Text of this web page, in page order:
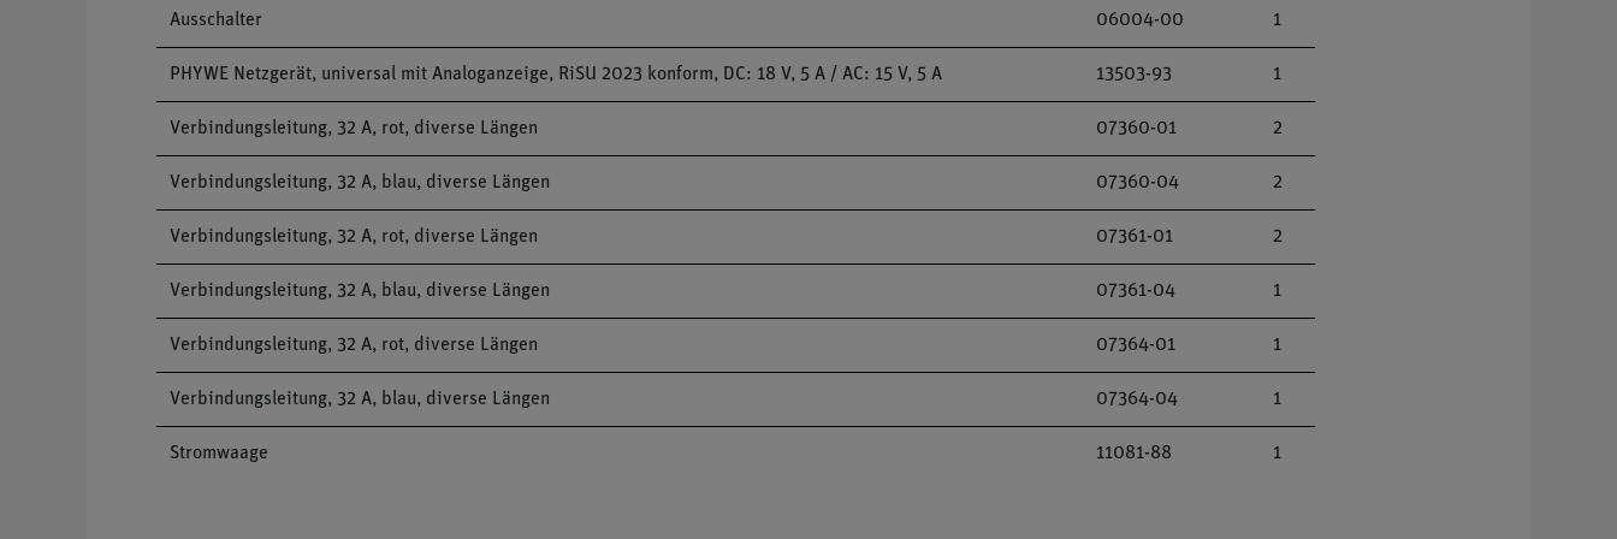
Ausschalter 06004-00 1
PHYWE Netzgerät, universal mit Analoganzeige, RiSU 2023 konform, DC: 18 V, 5 A / AC: 15 V, 5 A 13503-93 1
Verbindungsleitung, 32 A, rot, diverse Längen 07360-01 2
Verbindungsleitung, 32 A, blau, diverse Längen 07360-04 2
Verbindungsleitung, 32 A, rot, diverse Längen 07361-01 2
Verbindungsleitung, 32 A, blau, diverse Längen 07361-04 1
Verbindungsleitung, 32 A, rot, diverse Längen 07364-01 1
Verbindungsleitung, 32 A, blau, diverse Längen 07364-04 1
Stromwaage 11081-88 1